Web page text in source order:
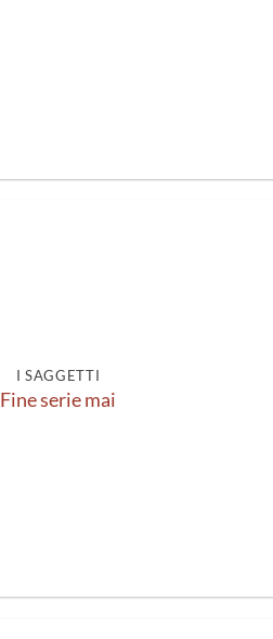
I SAGGETTI
Fine serie mai